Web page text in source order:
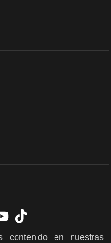
contenido en nuestras